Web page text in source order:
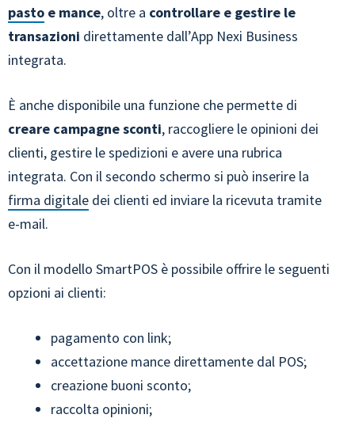
pasto e mance, oltre a controllare e gestire le
transazioni direttamente dall’App Nexi Business
integrata.
È anche disponibile una funzione che permette di
creare campagne sconti, raccogliere le opinioni dei
clienti, gestire le spedizioni e avere una rubrica
integrata. Con il secondo schermo si può inserire la
firma digitale dei clienti ed inviare la ricevuta tramite
e-mail.
Con il modello SmartPOS è possibile offrire le seguenti
opzioni ai clienti:
pagamento con link;
accettazione mance direttamente dal POS;
creazione buoni sconto;
raccolta opinioni;